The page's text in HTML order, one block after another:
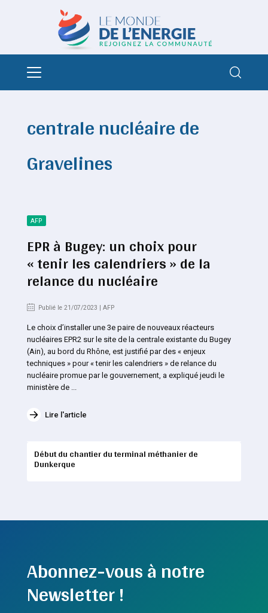
centrale nucléaire de
Gravelines
AFP
EPR à Bugey: un choix pour
« tenir les calendriers » de la
relance du nucléaire
Publié le 21/07/2023 | AFP
Le choix d’installer une 3e paire de nouveaux réacteurs
nucléaires EPR2 sur le site de la centrale existante du Bugey
(Ain), au bord du Rhône, est justifié par des « enjeux
techniques » pour « tenir les calendriers » de relance du
nucléaire promue par le gouvernement, a expliqué jeudi le
ministère de ...
Lire l'article
Début du chantier du terminal méthanier de
Dunkerque
Abonnez-vous à notre
Newsletter !